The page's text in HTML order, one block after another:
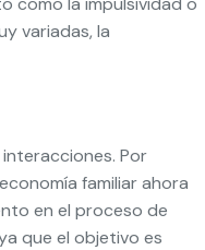
variadas, la
Por
familiar ahora
en el proceso de
que el objetivo es